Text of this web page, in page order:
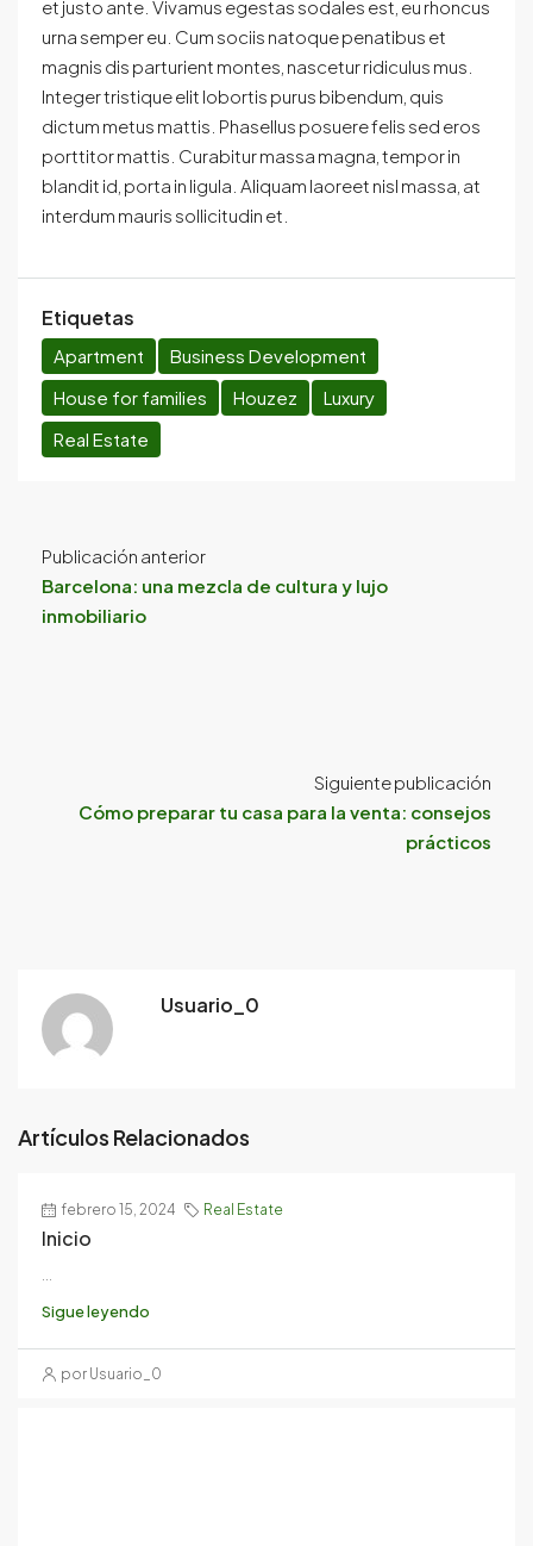
et justo ante. Vivamus egestas sodales est, eu rhoncus
urna semper eu. Cum sociis natoque penatibus et
magnis dis parturient montes, nascetur ridiculus mus.
Integer tristique elit lobortis purus bibendum, quis
dictum metus mattis. Phasellus posuere felis sed eros
porttitor mattis. Curabitur massa magna, tempor in
blandit id, porta in ligula. Aliquam laoreet nisl massa, at
interdum mauris sollicitudin et.
Etiquetas
Apartment
Business Development
House for families
Houzez
Luxury
Real Estate
Publicación anterior
Barcelona: una mezcla de cultura y lujo
inmobiliario
Siguiente publicación
Cómo preparar tu casa para la venta: consejos
prácticos
Usuario_0
Artículos Relacionados
febrero 15, 2024 Real Estate
Inicio
Sigue leyendo
por Usuario_0